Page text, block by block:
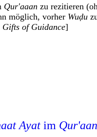
Qur'aaan zu rezitieren
möglich, vorher Wuḍu
Gifts of Guidance]
Ayat im Qur'aan